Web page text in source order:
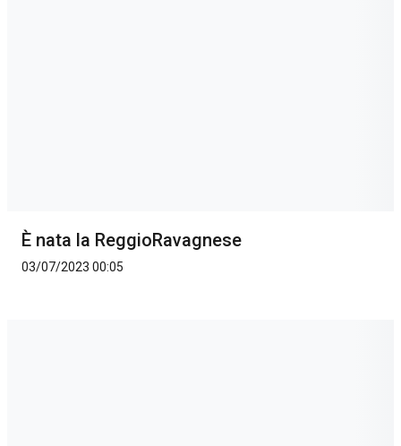
È nata la ReggioRavagnese
03/07/2023 00:05